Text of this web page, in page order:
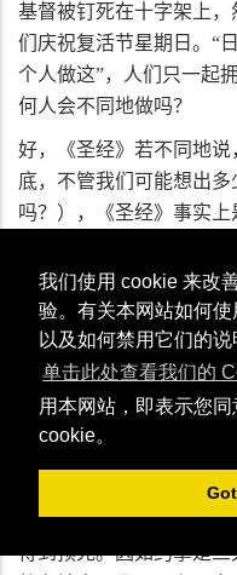
我们使用 cookie 来改
验。有关本网站如何
以及如何禁用它们的
单击此处查看我们的
用本网站，即表示您同
cookie。
基督被钉死在十字架上
们庆祝复活节星期日。“
个人做这”，人们只一起
何人会不同地做吗？
好，《圣经》若不同地
底，不管我们可能想出
吗？），《圣经》事实
耶稣给的惟一预兆
我们能以简单的一个问
“后来一些抄写员和法利
你看见预兆’。但他回答
淫（转移爱神之情）的
得到预兆。因如约拿是